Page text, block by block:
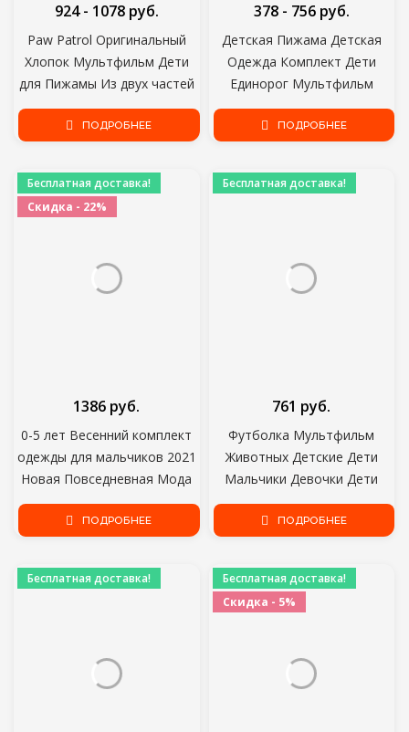
Paw Patrol Оригинальный
Хлопок Мультфильм Дети
для Пижамы Из двух частей
Тонкий Срез С длинными
рукавами Patrulla Canina
924 - 1078 руб.
ПОДРОБНЕЕ
Детская Пижама Детская
Одежда Комплект Дети
Единорог Мультфильм
Пижамы Осень Хлопок
Пижамы Мальчики Девочки
Набор
378 - 756 руб.
ПОДРОБНЕЕ
Бесплатная доставка!
Скидка - 22%
0-5 лет Весенний комплект
одежды для мальчиков 2021
Новая Повседневная Мода
Мультфильм Активная
футболка+ Брюки Kid Children
1386 руб.
ПОДРОБНЕЕ
Бесплатная доставка!
Футболка Мультфильм
Животных Детские Дети
Мальчики Девочки Дети
Хлопок Короткие Рукава
Летняя Одежда Лев
Красный Автомобиль Малыш
761 руб.
ПОДРОБНЕЕ
Бесплатная доставка!
Бесплатная доставка!
Скидка - 5%